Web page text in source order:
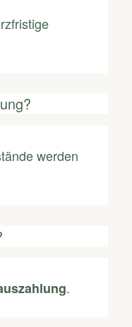
werden
.